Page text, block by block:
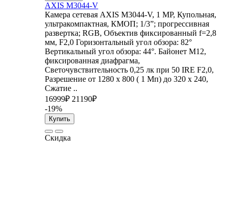
AXIS M3044-V
Камера сетевая AXIS M3044-V, 1 MP, Купольная,
ультракомпактная, КМОП; 1/3”; прогрессивная
развертка; RGB, Объектив фиксированный f=2,8
мм, F2,0 Горизонтальный угол обзора: 82°
Вертикальный угол обзора: 44°. Байонет М12,
фиксированная диафрагма,
Светочувствительность 0,25 лк при 50 IRE F2,0,
Разрешение от 1280 x 800 ( 1 Мп) до 320 x 240,
Сжатие ..
16999₽ 21190₽
-19%
Купить
Скидка